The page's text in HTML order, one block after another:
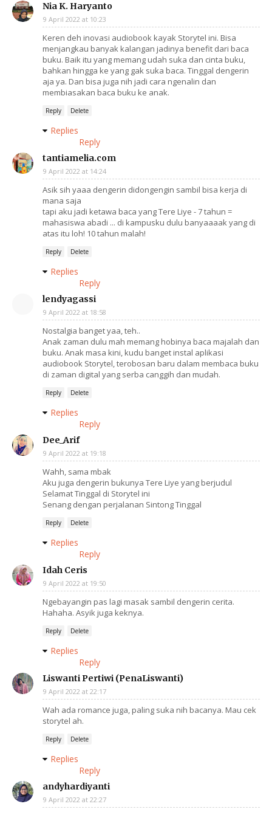
Nia K. Haryanto
9 April 2022 at 10:23
Keren deh inovasi audiobook kayak Storytel ini. Bisa
menjangkau banyak kalangan jadinya benefit dari baca
buku. Baik itu yang memang udah suka dan cinta buku,
bahkan hingga ke yang gak suka baca. Tinggal dengerin
aja ya. Dan bisa juga nih jadi cara ngenalin dan
membiasakan baca buku ke anak.
Reply Delete
Replies
Reply
tantiamelia.com
9 April 2022 at 14:24
Asik sih yaaa dengerin didongengin sambil bisa kerja di
mana saja
tapi aku jadi ketawa baca yang Tere Liye - 7 tahun =
mahasiswa abadi ... di kampusku dulu banyaaaak yang di
atas itu loh! 10 tahun malah!
Reply Delete
Replies
Reply
lendyagassi
9 April 2022 at 18:58
Nostalgia banget yaa, teh..
Anak zaman dulu mah memang hobinya baca majalah dan
buku. Anak masa kini, kudu banget instal aplikasi
audiobook Storytel, terobosan baru dalam membaca buku
di zaman digital yang serba canggih dan mudah.
Reply Delete
Replies
Reply
Dee_Arif
9 April 2022 at 19:18
Wahh, sama mbak
Aku juga dengerin bukunya Tere Liye yang berjudul
Selamat Tinggal di Storytel ini
Senang dengan perjalanan Sintong Tinggal
Reply Delete
Replies
Reply
Idah Ceris
9 April 2022 at 19:50
Ngebayangin pas lagi masak sambil dengerin cerita.
Hahaha. Asyik juga keknya.
Reply Delete
Replies
Reply
Liswanti Pertiwi (PenaLiswanti)
9 April 2022 at 22:17
Wah ada romance juga, paling suka nih bacanya. Mau cek
storytel ah.
Reply Delete
Replies
Reply
andyhardiyanti
9 April 2022 at 22:27